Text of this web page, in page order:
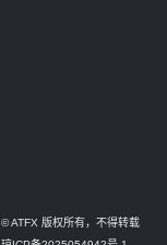
© ATFX 版权所有，不得转载